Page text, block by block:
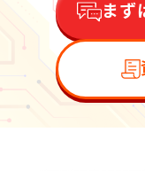
まず